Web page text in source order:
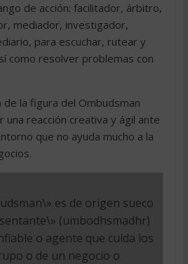
de acción: facilitador, árbitro,
mediador, investigador,
para escuchar, rutear y
como resolver problemas con
de la figura del Ombudsman
reacción creativa y ágil ante
que no ayuda mucho a la
es de origen sueco
(umbodhsmadhr)
o agente que cuida los
o de un negocio o